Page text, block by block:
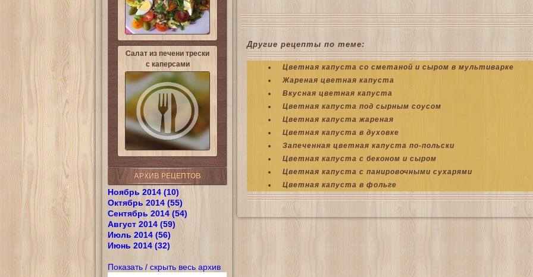
Салат из печени трески
с каперсами
АРХИВ РЕЦЕПТОВ
Ноябрь 2014 (10)
Октябрь 2014 (55)
Сентябрь 2014 (54)
Август 2014 (59)
Июль 2014 (56)
Июнь 2014 (32)
Показать / скрыть весь архив
Другие рецепты по теме:
Цветная капуста со сметаной и сыром в мультиварке
Жареная цветная капуста
Вкусная цветная капуста
Цветная капуста под сырным соусом
Цветная капуста жареная
Цветная капуста в духовке
Запеченная цветная капуста по-польски
Цветная капуста с беконом и сыром
Цветная капуста с панировочными сухарями
Цветная капуста в фольге